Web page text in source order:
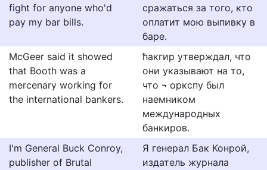
fight for anyone who'd
pay my bar bills.
сражаться за того, кто
оплатит мою выпивку в
баре.
McGeer said it showed
that Booth was a
mercenary working for
the international bankers.
ћакгир утверждал, что
они указывают на то,
что ¬ оркспу был
наемником
международных
банкиров.
I'm General Buck Conroy,
publisher of Brutal
Я генерал Бак Конрой,
издатель журнала